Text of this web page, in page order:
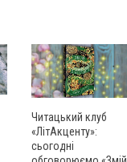
Читацький клуб
«ЛітАкценту»:
сьогодні